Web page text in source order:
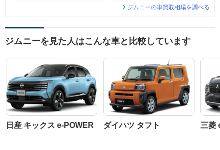
ジムニーの車買取相場を調べる
ジムニーを見た人はこんな車と比較しています
日産 キックス e-POWER ダイハツ タフト 三菱